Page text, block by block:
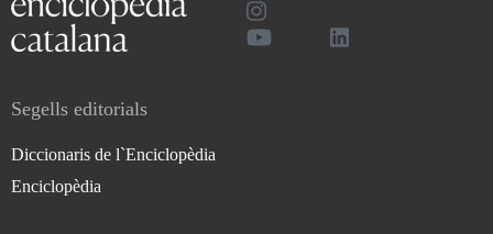
Segells editorials
Diccionaris de l`Enciclopèdia
Enciclopèdia